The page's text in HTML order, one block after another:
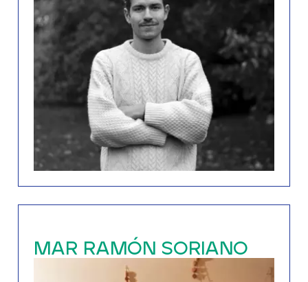
MAR RAMÓN SORIANO